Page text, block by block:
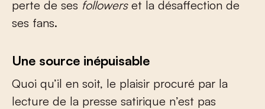
perte de ses followerset la désaffection de
ses fans.
Une source inépuisable
Quoi qu’il en soit, le plaisir procuré par la
lecture de la presse satirique n’est pas